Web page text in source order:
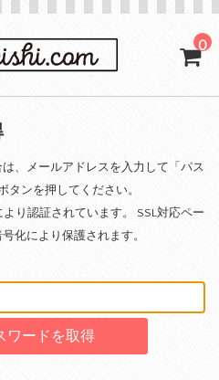
0
、メールアドレスを入力して「パス
タンを押してください。
り認証されています。 SSL対応ペー
化により保護されます。